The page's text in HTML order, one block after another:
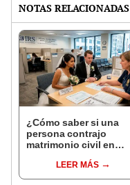
NOTAS RELACIONADAS
¿Cómo saber si una
persona contrajo
matrimonio civil en
LEER MÁS